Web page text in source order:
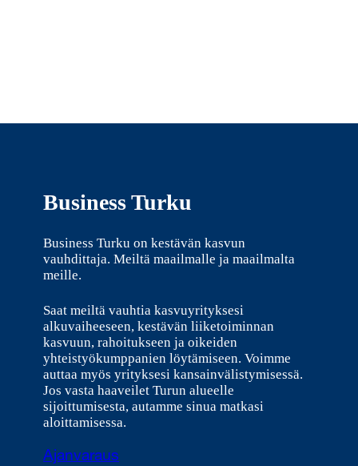
Business Turku
Business Turku on kestävän kasvun
vauhdittaja. Meiltä maailmalle ja maailmalta
meille.
Saat meiltä vauhtia kasvuyrityksesi
alkuvaiheeseen, kestävän liiketoiminnan
kasvuun, rahoitukseen ja oikeiden
yhteistyökumppanien löytämiseen. Voimme
auttaa myös yrityksesi kansainvälistymisessä.
Jos vasta haaveilet Turun alueelle
sijoittumisesta, autamme sinua matkasi
aloittamisessa.
Ajanvaraus